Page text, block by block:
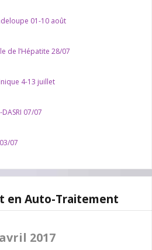
01-10 août
de l’Hépatite 28/07
4-13 juillet
07/07
07
en Auto-Traitement
2017